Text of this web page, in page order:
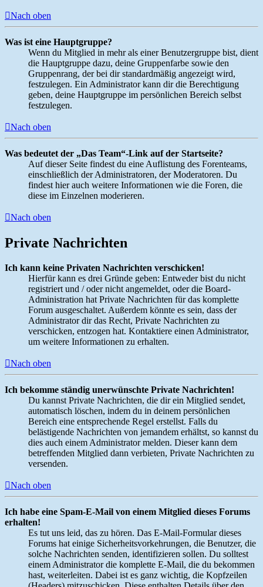
Nach oben
Was ist eine Hauptgruppe?
Wenn du Mitglied in mehr als einer Benutzergruppe bist, dient
die Hauptgruppe dazu, deine Gruppenfarbe sowie den
Gruppenrang, der bei dir standardmäßig angezeigt wird,
festzulegen. Ein Administrator kann dir die Berechtigung
geben, deine Hauptgruppe im persönlichen Bereich selbst
festzulegen.
Nach oben
Was bedeutet der „Das Team“-Link auf der Startseite?
Auf dieser Seite findest du eine Auflistung des Forenteams,
einschließlich der Administratoren, der Moderatoren. Du
findest hier auch weitere Informationen wie die Foren, die
diese im Einzelnen moderieren.
Nach oben
Private Nachrichten
Ich kann keine Privaten Nachrichten verschicken!
Hierfür kann es drei Gründe geben: Entweder bist du nicht
registriert und / oder nicht angemeldet, oder die Board-
Administration hat Private Nachrichten für das komplette
Forum ausgeschaltet. Außerdem könnte es sein, dass der
Administrator dir das Recht, Private Nachrichten zu
verschicken, entzogen hat. Kontaktiere einen Administrator,
um weitere Informationen zu erhalten.
Nach oben
Ich bekomme ständig unerwünschte Private Nachrichten!
Du kannst Private Nachrichten, die dir ein Mitglied sendet,
automatisch löschen, indem du in deinem persönlichen
Bereich eine entsprechende Regel erstellst. Falls du
belästigende Nachrichten von jemandem erhältst, so kannst du
dies auch einem Administrator melden. Dieser kann dem
betreffenden Mitglied dann verbieten, Private Nachrichten zu
versenden.
Nach oben
Ich habe eine Spam-E-Mail von einem Mitglied dieses Forums
erhalten!
Es tut uns leid, das zu hören. Das E-Mail-Formular dieses
Forums hat einige Sicherheitsvorkehrungen, die Benutzer, die
solche Nachrichten senden, identifizieren sollen. Du solltest
einem Administrator die komplette E-Mail, die du bekommen
hast, weiterleiten. Dabei ist es ganz wichtig, die Kopfzeilen